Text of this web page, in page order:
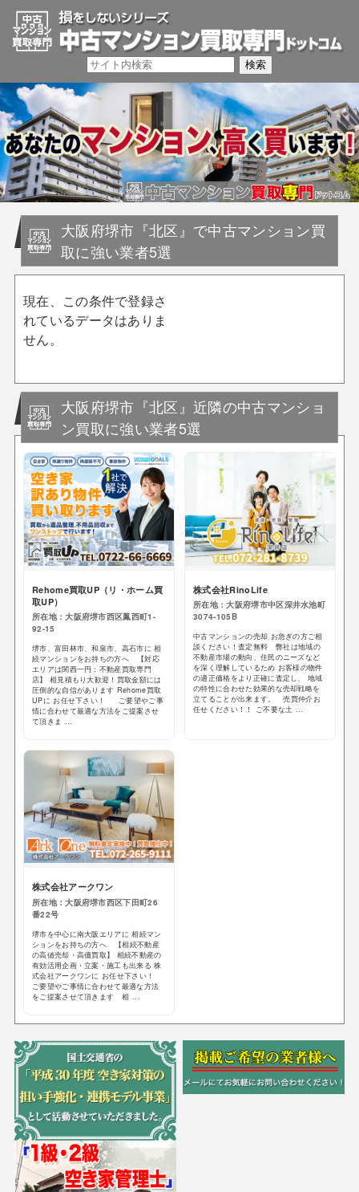
大阪府堺市『北区』で中古マンション買
取に強い業者5選
現在、この条件で登録さ
れているデータはありま
せん。
大阪府堺市『北区』近隣の中古マンショ
ン買取に強い業者5選
Rehome買取UP（リ・ホーム買
取UP）
所在地：大阪府堺市西区鳳西町1-
92-15
堺市、富田林市、和泉市、高石市に 相
続マンションをお持ちの方へ 【対応
エリアは関西一円：不動産買取専門
店】 相見積もり大歓迎！買取金額には
圧倒的な自信があります Rehome買取
UPに お任せ下さい！ ご要望やご事
情に合わせて最適な方法をご提案させ
て頂きま ...
株式会社RinoLife
所在地：大阪府堺市中区深井水池町
3074-105B
中古マンションの売却 お急ぎの方ご相
談ください！査定無料 弊社は地域の
不動産市場の動向、住民のニーズなど
を深く理解しているため お客様の物件
の適正価格をより正確に査定し、 地域
の特性に合わせた効果的な売却戦略を
立てることが出来ます。 売買仲介お
任せください！！ ご不要な土 ...
株式会社アークワン
所在地：大阪府堺市西区下田町26
番22号
堺市を中心に南大阪エリアに 相続マン
ションをお持ちの方へ 【相続不動産
の高値売却・高価買取】 相続不動産の
有効活用企画・立案・施工も出来る 株
式会社アークワンに お任せ下さい！
ご要望やご事情に合わせて最適な方法
をご提案させて頂きます 相 ...